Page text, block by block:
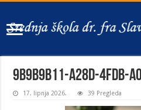
9b9b9b11-a28d-4fdb-
17. lipnja 2026. 39 Pregleda